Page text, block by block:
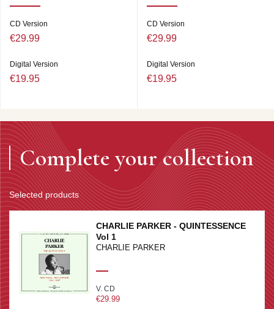
CD Version
€29.99
Digital Version
€19.95
CD Version
€29.99
Digital Version
€19.95
Complete your collection
Selected products
CHARLIE PARKER - QUINTESSENCE
Vol 1
CHARLIE PARKER
V. CD
€29.99